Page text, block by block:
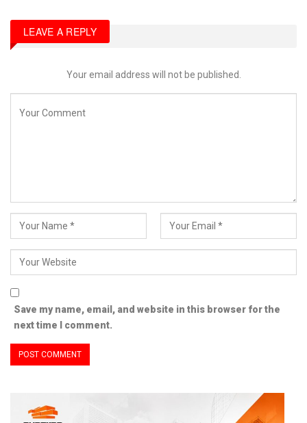
LEAVE A REPLY
Your email address will not be published.
Save my name, email, and website in this browser for the
next time I comment.